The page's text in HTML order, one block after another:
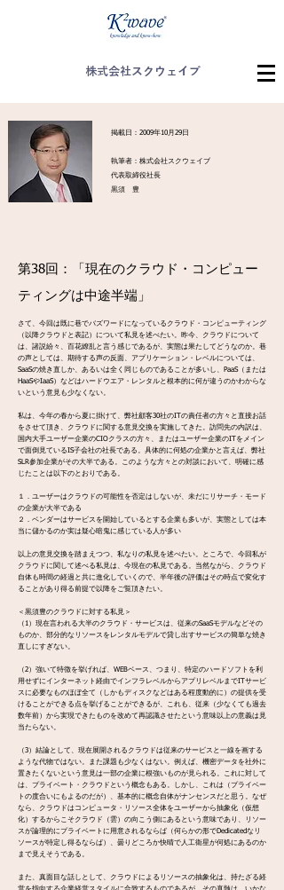
株式会社スクウェイブ
掲載日：2009年10月29日
執筆者：株式会社スクウェイブ
代表取締役社長
黒須 豊
第38回：「現在のクラウド・コンピュー
ティングは中途半端」
さて、今回は既に巷でバズワードになっているクラウド・コンピューティング
（以降クラウドと表記）について私見を述べたい。昨今、クラウドについて
は、諸説紛々、百花繚乱と言う感じであるが、実態は果たしてどうなのか。巷
の声としては、期待する声の反面、アプリケーション・レベルについては、
SaaSの焼き直しか、あるいは全く同じものであることが多いし、PaaS（または
HaaSやIaaS）などはハードウエア・レンタルと根本的に何が違うのかわからな
いという意見も少なくない。
私は、今年の春から夏に掛けて、弊社顧客30社のITの責任者の方々と直接お話
をさせて頂き、クラウドに関する意見交換を実施してきた。訪問先の内訳は、
国内大手ユーザー企業のCIOクラスの方々、またはユーザー企業のITをメイン
で面倒見ているIS子会社の社長である。具体的に何処の企業かと言えば、弊社
SLR参加企業がその大半である。このような方々との対談において、明確に感
じたことは以下のとおりである。
１．ユーザーはクラウドの可能性を否定はしないが、未だにリサーチ・モード
の企業が大半である
２．ベンダーはサービスを開始しているとする企業も多いが、実態としては本
当に儲かるのか実は疑心暗鬼に感じている人が多い
以上の意見交換を踏まえつつ、私なりの私見を述べたい。ところで、今回私が
クラウドに関して述べる私見は、今現在の私見である。当然ながら、クラウド
自体も時間の経過と共に進化していくので、半年後の評価はその時点で変化す
ることがあり得る前提で以降をご覧頂きたい。
＜黒須豊のクラウドに対する私見＞
（1）現在言われる大半のクラウド・サービスは、従来のSaaSモデルなどその
ものか、部分的なリソースをレンタルモデルで貸し出すサービスの簡単な焼き
直しにすぎない。
（2）強いて特徴を挙げれば、WEBベース、つまり、特定のハードソフトを利
用せずにインターネット経由でインフラレベルからアプリレベルまでITサービ
スに必要なものほぼ全て（しかもディスクなどはある程度動的に）の提供を受
けることができる点を挙げることができるが、これも、従来（少なくても過去
数年前）から実現できたものを改めて再認識させたという意味以上の意義は見
当たらない。
（3）結論として、現在展開されるクラウドは従来のサービスと一線を画する
ような代物ではない。また課題も少なくはない。例えば、機密データを社外に
置きたくないという意見は一部の企業に根強いものが見られる。これに対して
は、プライベート・クラウドという概念もある。しかし、これは（プライベー
トの度合いにもよるのだが）、基本的に概念自体がナンセンスだと思う。なぜ
なら、クラウドはコンピュータ・リソース全体をユーザーから抽象化（仮想
化）するからこそクラウド（雲）の向こう側にあるという意味であり、リソー
スが論理的にプライベートに用意されるならば（何らかの形でDedicatedなリ
ソースが特定し得るならば）、曇りどころか快晴で人工衛星が何処にあるのか
まで見えそうである。
また、真面目な話しとして、クラウドによるリソースの抽象化は、持たざる経